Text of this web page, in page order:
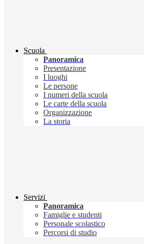
Scuola
Panoramica
Presentazione
I luoghi
Le persone
I numeri della scuola
Le carte della scuola
Organizzazione
La storia
Servizi
Panoramica
Famiglie e studenti
Personale scolastico
Percorsi di studio